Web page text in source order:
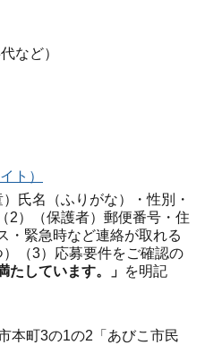
など）
ト）
氏名（ふりがな）・性別・
2）（保護者）郵便番号・住
・緊急時など連絡が取れる
（3）応募要件をご確認の
たしています。」 を明記
本町3の1の2「あびこ市民